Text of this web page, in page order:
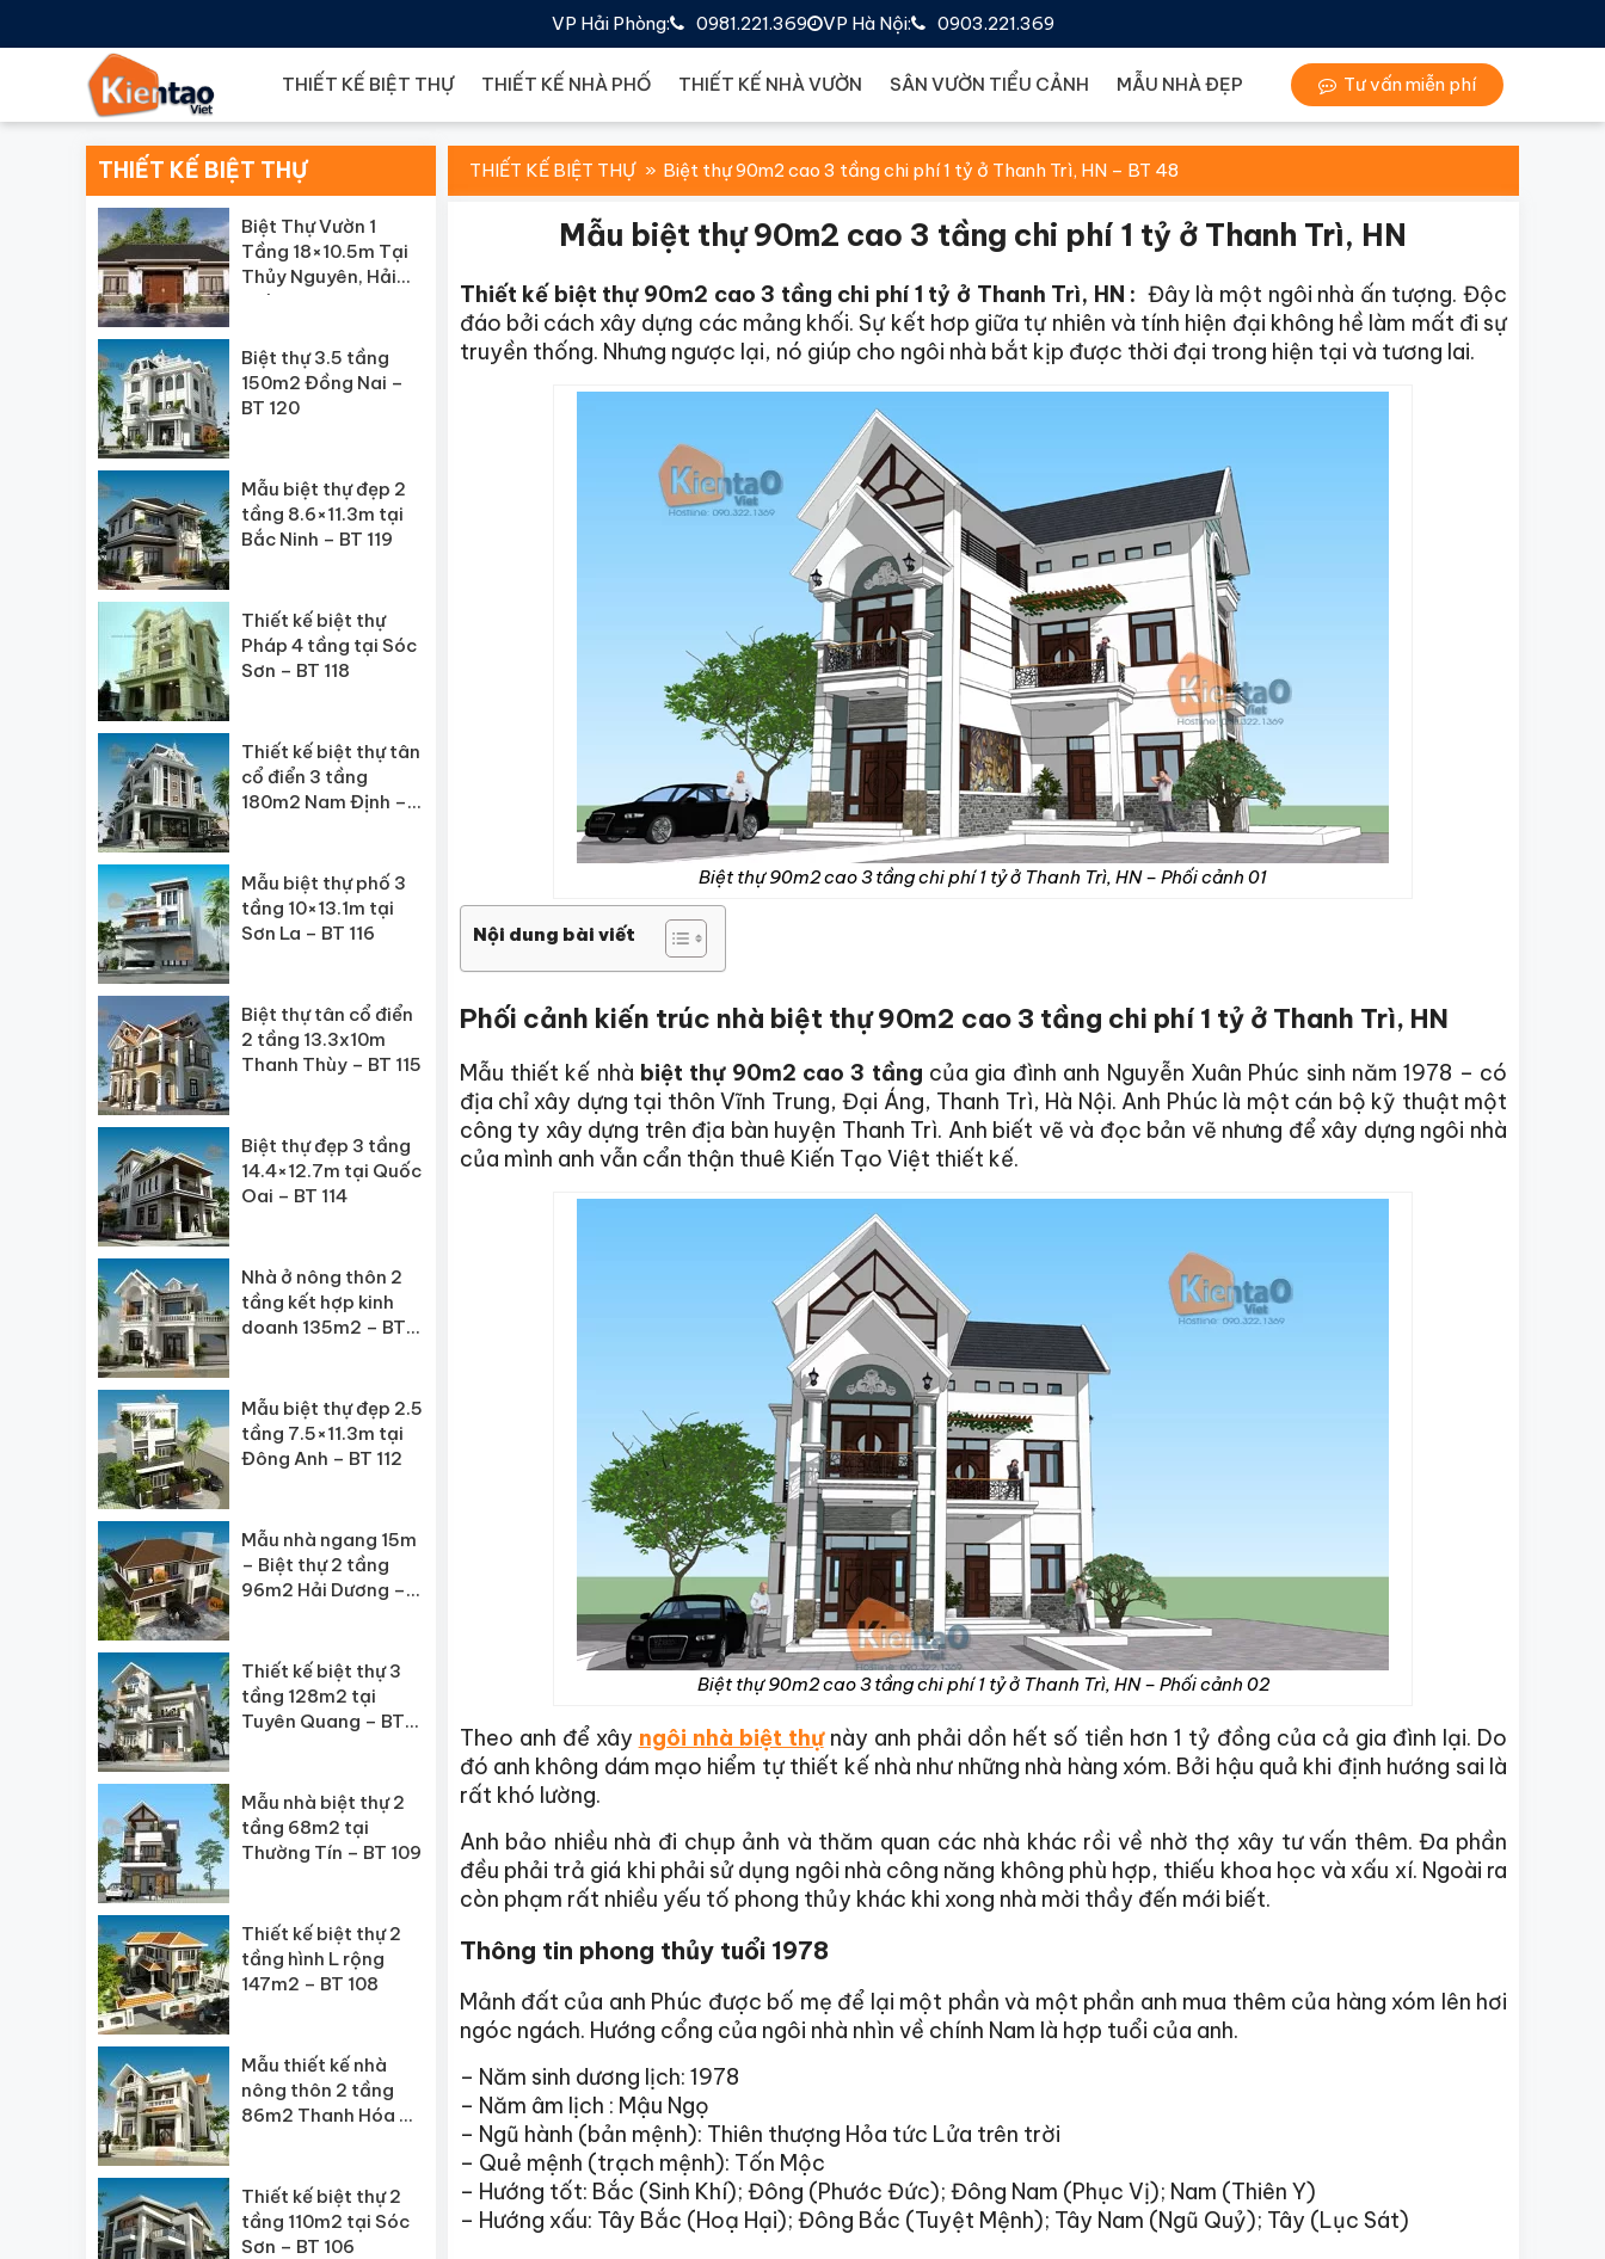
VP Hà Nội: 0903.221.369
VP Hải Phòng: 0981.221.369
THIẾT KẾ BIỆT THỰ THIẾT KẾ NHÀ PHỐ THIẾT KẾ NHÀ VƯỜN SÂN VƯỜN TIỂU CẢNH MẪU NHÀ ĐẸP Tư vấn miễn phí
THIẾT KẾ BIỆT THỰ Biệt thự 90m2 cao 3 tầng chi phí 1 tỷ ở Thanh Trì, HN – BT 48
Mẫu biệt thự 90m2 cao 3 tầng chi phí 1 tỷ ở Thanh Trì, HN
Thiết kế biệt thự 90m2 cao 3 tầng chi phí 1 tỷ ở Thanh Trì, HN : Đây là một ngôi nhà ấn tượng. Độc
đáo bởi cách xây dựng các mảng khối. Sự kết hơp giữa tự nhiên và tính hiện đại không hề làm mất đi sự
truyền thống. Nhưng ngược lại, nó giúp cho ngôi nhà bắt kịp được thời đại trong hiện tại và tương lai.
Biệt thự 90m2 cao 3 tầng chi phí 1 tỷ ở Thanh Trì, HN – Phối cảnh 01
Nội dung bài viết
Phối cảnh kiến trúc nhà biệt thự 90m2 cao 3 tầng chi phí 1 tỷ ở Thanh Trì, HN
Mẫu thiết kế nhà biệt thự 90m2 cao 3 tầng của gia đình anh Nguyễn Xuân Phúc sinh năm 1978 – có
địa chỉ xây dựng tại thôn Vĩnh Trung, Đại Áng, Thanh Trì, Hà Nội. Anh Phúc là một cán bộ kỹ thuật một
công ty xây dựng trên địa bàn huyện Thanh Trì. Anh biết vẽ và đọc bản vẽ nhưng để xây dựng ngôi nhà
của mình anh vẫn cẩn thận thuê Kiến Tạo Việt thiết kế.
Biệt thự 90m2 cao 3 tầng chi phí 1 tỷ ở Thanh Trì, HN – Phối cảnh 02
Theo anh để xây ngôi nhà biệt thựnày anh phải dồn hết số tiền hơn 1 tỷ đồng của cả gia đình lại. Do
đó anh không dám mạo hiểm tự thiết kế nhà như những nhà hàng xóm. Bởi hậu quả khi định hướng sai là
rất khó lường.
Anh bảo nhiều nhà đi chụp ảnh và thăm quan các nhà khác rồi về nhờ thợ xây tư vấn thêm. Đa phần
đều phải trả giá khi phải sử dụng ngôi nhà công năng không phù hợp, thiếu khoa học và xấu xí. Ngoài ra
còn phạm rất nhiều yếu tố phong thủy khác khi xong nhà mời thầy đến mới biết.
Thông tin phong thủy tuổi 1978
Mảnh đất của anh Phúc được bố mẹ để lại một phần và một phần anh mua thêm của hàng xóm lên hơi
ngóc ngách. Hướng cổng của ngôi nhà nhìn về chính Nam là hợp tuổi của anh.
– Năm sinh dương lịch: 1978
– Năm âm lịch : Mậu Ngọ
– Ngũ hành (bản mệnh): Thiên thượng Hỏa tức Lửa trên trời
– Quẻ mệnh (trạch mệnh): Tốn Mộc
– Hướng tốt: Bắc (Sinh Khí); Đông (Phước Đức); Đông Nam (Phục Vị); Nam (Thiên Y)
– Hướng xấu: Tây Bắc (Hoạ Hại); Đông Bắc (Tuyệt Mệnh); Tây Nam (Ngũ Quỷ); Tây (Lục Sát)
THIẾT KẾ BIỆT THỰ
Biệt Thự Vườn 1
Tầng 18×10.5m Tại
Thủy Nguyên, Hải
Phòng – BT121
Biệt thự 3.5 tầng
150m2 Đồng Nai –
BT 120
Mẫu biệt thự đẹp 2
tầng 8.6×11.3m tại
Bắc Ninh – BT 119
Thiết kế biệt thự
Pháp 4 tầng tại Sóc
Sơn – BT 118
Thiết kế biệt thự tân
cổ điển 3 tầng
180m2 Nam Định –
Mẫu biệt thự phố 3
tầng 10×13.1m tại
Sơn La – BT 116
Biệt thự tân cổ điển
2 tầng 13.3x10m
Thanh Thùy – BT 115
Biệt thự đẹp 3 tầng
14.4×12.7m tại Quốc
Oai – BT 114
Nhà ở nông thôn 2
tầng kết hợp kinh
doanh 135m2 – BT
Mẫu biệt thự đẹp 2.5
tầng 7.5×11.3m tại
Đông Anh – BT 112
Mẫu nhà ngang 15m
– Biệt thự 2 tầng
96m2 Hải Dương –
Thiết kế biệt thự 3
tầng 128m2 tại
Tuyên Quang – BT
Mẫu nhà biệt thự 2
tầng 68m2 tại
Thường Tín – BT 109
Thiết kế biệt thự 2
tầng hình L rộng
147m2 – BT 108
Mẫu thiết kế nhà
nông thôn 2 tầng
86m2 Thanh Hóa –
Thiết kế biệt thự 2
tầng 110m2 tại Sóc
Sơn – BT 106